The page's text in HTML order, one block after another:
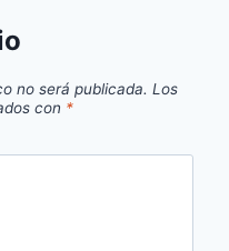
no será publicada. Los
con *